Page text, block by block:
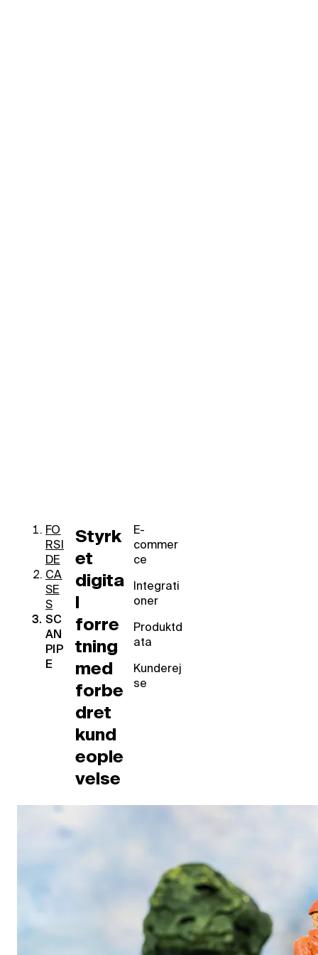
FO
RSI
DE
CA
SE
S
SC
AN
PIP
E
Styrk
et
digita
forre
tning
med
forbe
dret
kund
eople
velse
E-
commer
ce
Integrati
oner
Produktd
ata
Kunderej
se